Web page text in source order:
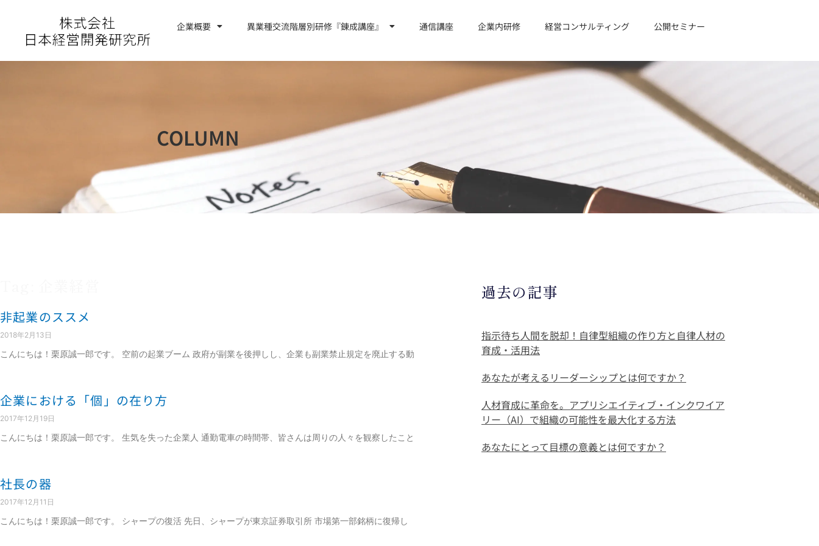
キ
企業概要 異業種交流階層別研修『錬成講座』 通信講座 企業内研修 経営コンサルティング 公開セミナー
お問い合わせ
COLUMN
非起業のススメ
2018年2月13日
こんにちは！栗原誠一郎です。 空前の起業ブーム 政府が副業を後押しし、企業も副業禁止規定を廃止する動
企業における「個」の在り方
2017年12月19日
こんにちは！栗原誠一郎です。 生気を失った企業人 通勤電車の時間帯、皆さんは周りの人々を観察したこと
社長の器
2017年12月11日
こんにちは！栗原誠一郎です。 シャープの復活 先日、シャープが東京証券取引所 市場第一部銘柄に復帰し
過去の記事
指示待ち人間を脱却！自律型組織の作り方と自律人材の
育成・活用法
あなたが考えるリーダーシップとは何ですか？
人材育成に革命を。アプリシエイティブ・インクワイア
リー（AI）で組織の可能性を最大化する方法
あなたにとって目標の意義とは何ですか？